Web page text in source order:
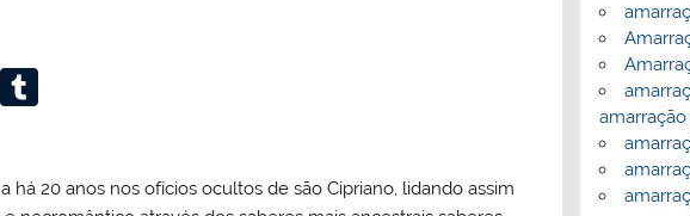
Li
bl
há 20 anos nos ofícios ocultos de são Cipriano, lidando assim